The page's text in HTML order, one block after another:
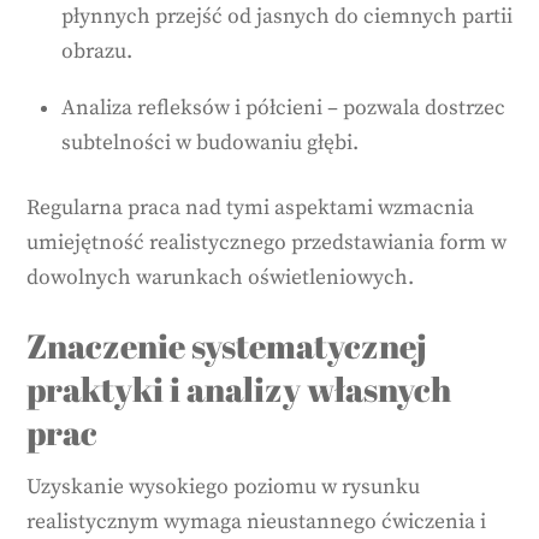
płynnych przejść od jasnych do ciemnych partii
obrazu.
Analiza refleksów i półcieni – pozwala dostrzec
subtelności w budowaniu głębi.
Regularna praca nad tymi aspektami wzmacnia
umiejętność realistycznego przedstawiania form w
dowolnych warunkach oświetleniowych.
Znaczenie systematycznej
praktyki i analizy własnych
prac
Uzyskanie wysokiego poziomu w rysunku
realistycznym wymaga nieustannego ćwiczenia i